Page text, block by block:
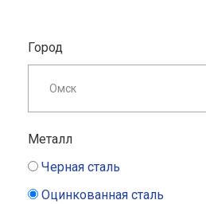
Город
Металл
Черная сталь
Оцинкованная сталь